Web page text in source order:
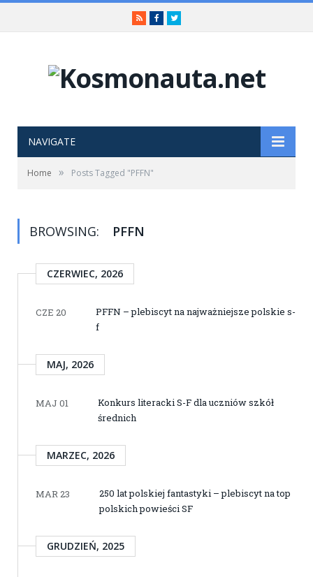
RSSFacebookTwitter
NAVIGATE
Home » Posts Tagged "PFFN"
BROWSING: PFFN
CZERWIEC, 2026
CZE 20
PFFN – plebiscyt na najważniejsze polskie s-
f
MAJ, 2026
MAJ 01
Konkurs literacki S-F dla uczniów szkół
średnich
MARZEC, 2026
MAR 23
250 lat polskiej fantastyki – plebiscyt na top
polskich powieści SF
GRUDZIEŃ, 2025